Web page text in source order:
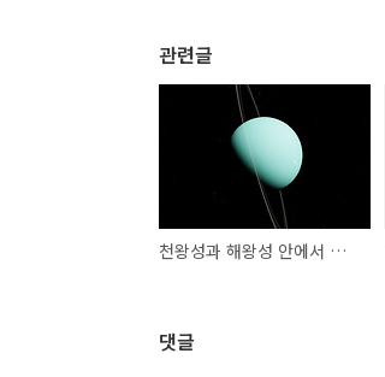
관련글
천왕성과 해왕성 안에서 다이아몬드 비가 내린다
댓글